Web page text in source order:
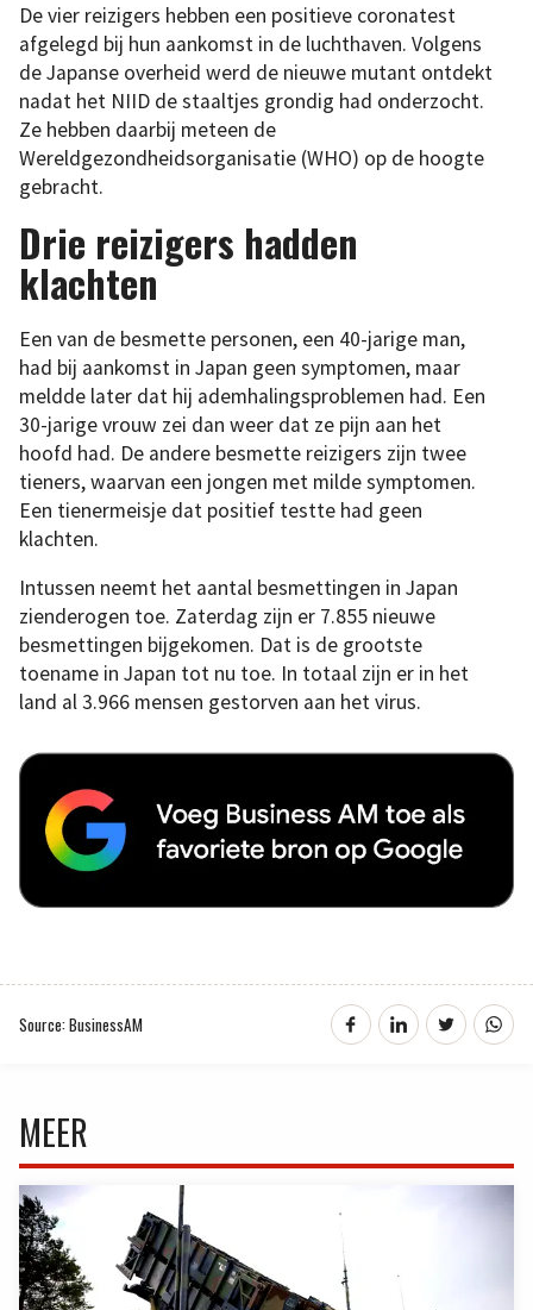
De vier reizigers hebben een positieve coronatest
afgelegd bij hun aankomst in de luchthaven. Volgens
de Japanse overheid werd de nieuwe mutant ontdekt
nadat het NIID de staaltjes grondig had onderzocht.
Ze hebben daarbij meteen de
Wereldgezondheidsorganisatie (WHO) op de hoogte
gebracht.
Drie reizigers hadden
klachten
Een van de besmette personen, een 40-jarige man,
had bij aankomst in Japan geen symptomen, maar
meldde later dat hij ademhalingsproblemen had. Een
30-jarige vrouw zei dan weer dat ze pijn aan het
hoofd had. De andere besmette reizigers zijn twee
tieners, waarvan een jongen met milde symptomen.
Een tienermeisje dat positief testte had geen
klachten.
Intussen neemt het aantal besmettingen in Japan
zienderogen toe. Zaterdag zijn er 7.855 nieuwe
besmettingen bijgekomen. Dat is de grootste
toename in Japan tot nu toe. In totaal zijn er in het
land al 3.966 mensen gestorven aan het virus.
Source: BusinessAM
MEER